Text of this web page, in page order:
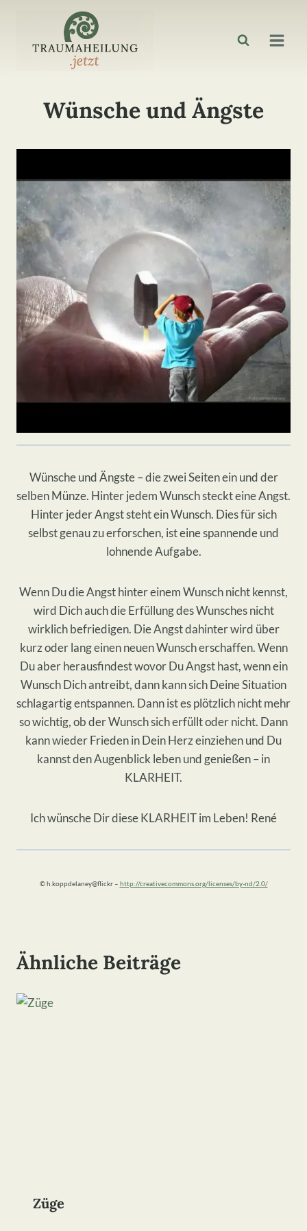
springen
Wünsche und Ängste
Wünsche und Ängste – die zwei Seiten ein und der
selben Münze. Hinter jedem Wunsch steckt eine Angst.
Hinter jeder Angst steht ein Wunsch. Dies für sich
selbst genau zu erforschen, ist eine spannende und
lohnende Aufgabe.
Wenn Du die Angst hinter einem Wunsch nicht kennst,
wird Dich auch die Erfüllung des Wunsches nicht
wirklich befriedigen. Die Angst dahinter wird über
kurz oder lang einen neuen Wunsch erschaffen. Wenn
Du aber herausfindest wovor Du Angst hast, wenn ein
Wunsch Dich antreibt, dann kann sich Deine Situation
schlagartig entspannen. Dann ist es plötzlich nicht mehr
so wichtig, ob der Wunsch sich erfüllt oder nicht. Dann
kann wieder Frieden in Dein Herz einziehen und Du
kannst den Augenblick leben und genießen – in
KLARHEIT.
Ich wünsche Dir diese KLARHEIT im Leben! René
© h.koppdelaney@flickr – http://creativecommons.org/licenses/by-nd/2.0/
Ähnliche Beiträge
Züge